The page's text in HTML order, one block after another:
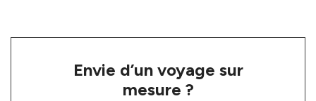
Envie d’un voyage sur
mesure ?